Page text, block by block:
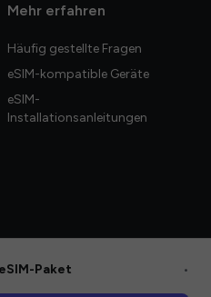
Mehr erfahren
Häufig gestellte Fragen
eSIM-kompatible Geräte
eSIM-
Installationsanleitungen
Paket •